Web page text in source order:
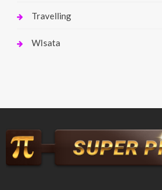
Travelling
WIsata